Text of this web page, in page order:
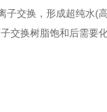
子交换，形成超纯水(
交换树脂饱和后需要